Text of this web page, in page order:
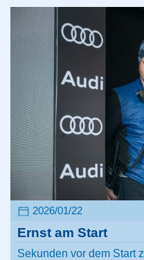
2026/01/22
Ernst am Start
Sekunden vor dem Start